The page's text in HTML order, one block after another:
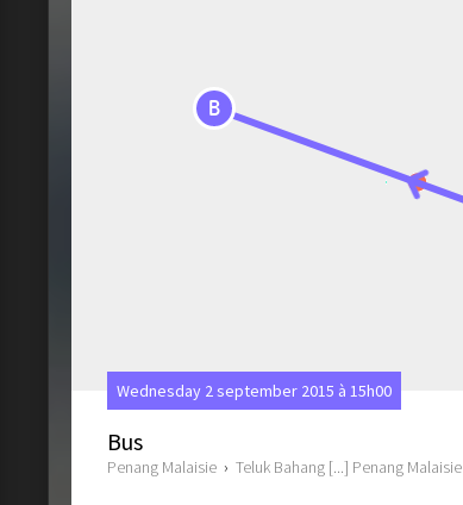
B
Wednesday 2 september 2015 à 15h00
Bus
Penang Malaisie › Teluk Bahang [...] Penang Malaisie